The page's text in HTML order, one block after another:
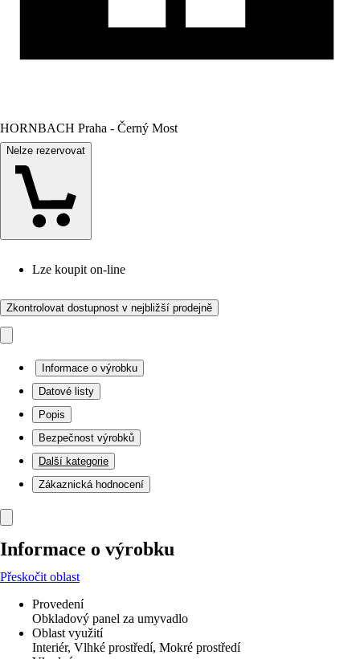
HORNBACH Praha - Černý Most
Nelze rezervovat
Lze koupit on-line
Zkontrolovat dostupnost v nejbližší prodejně
Informace o výrobku
Datové listy
Popis
Bezpečnost výrobků
Další kategorie
Zákaznická hodnocení
Informace o výrobku
Přeskočit oblast
Provedení
Obkladový panel za umyvadlo
Oblast využití
Interiér, Vlhké prostředí, Mokré prostředí